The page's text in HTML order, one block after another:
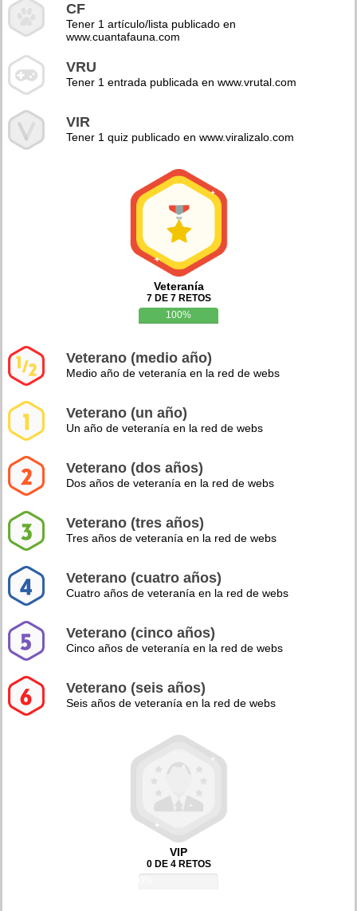
CF
Tener 1 artículo/lista publicado en
www.cuantafauna.com
VRU
Tener 1 entrada publicada en www.vrutal.com
VIR
Tener 1 quiz publicado en www.viralizalo.com
Veteranía
7 DE 7 RETOS
100%
Veterano (medio año)
Medio año de veteranía en la red de webs
Veterano (un año)
Un año de veteranía en la red de webs
Veterano (dos años)
Dos años de veteranía en la red de webs
Veterano (tres años)
Tres años de veteranía en la red de webs
Veterano (cuatro años)
Cuatro años de veteranía en la red de webs
Veterano (cinco años)
Cinco años de veteranía en la red de webs
Veterano (seis años)
Seis años de veteranía en la red de webs
VIP
0 DE 4 RETOS